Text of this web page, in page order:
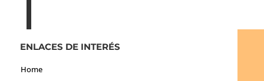
ENLACES DE INTERÉS
Home